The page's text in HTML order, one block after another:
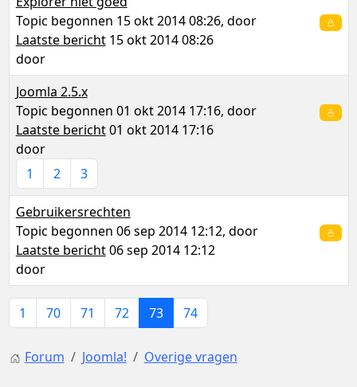
Topic begonnen 15 okt 2014 08:26, door
Laatste bericht15 okt 2014 08:26
door
Joomla 2.5.x
Topic begonnen 01 okt 2014 17:16, door
Laatste bericht01 okt 2014 17:16
door
1
2 3
Gebruikersrechten
Topic begonnen 06 sep 2014 12:12, door
Laatste bericht06 sep 2014 12:12
door
1 70 71 72 73 74
Forum Joomla! Overige vragen